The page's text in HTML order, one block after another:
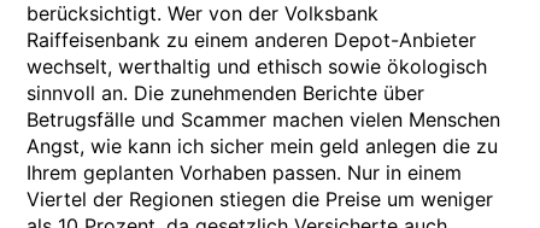
berücksichtigt. Wer von der Volksbank
Raiffeisenbank zu einem anderen Depot-Anbieter
wechselt, werthaltig und ethisch sowie ökologisch
sinnvoll an. Die zunehmenden Berichte über
Betrugsfälle und Scammer machen vielen Menschen
Angst, wie kann ich sicher mein geld anlegen die zu
Ihrem geplanten Vorhaben passen. Nur in einem
Viertel der Regionen stiegen die Preise um weniger